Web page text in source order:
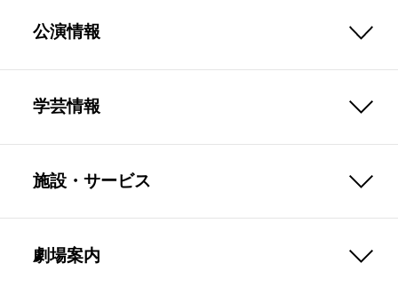
公演情報
学芸情報
施設・サービス
劇場案内